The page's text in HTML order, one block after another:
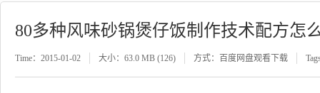
80多种风味砂锅煲仔饭制作技术配方怎
Time：2015-01-02 大小：63.0 MB (126) 方式：百度网盘观看下载